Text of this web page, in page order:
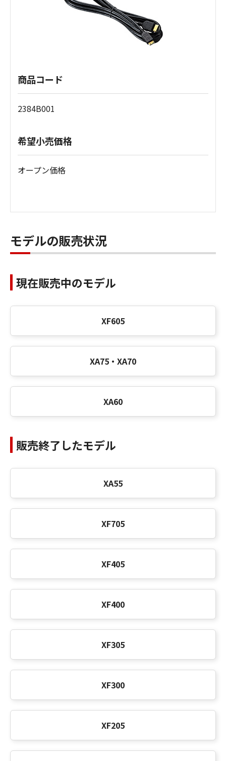
商品コード
2384B001
希望小売価格
オープン価格
モデルの販売状況
現在販売中のモデル
XF605
XA75・XA70
XA60
販売終了したモデル
XA55
XF705
XF405
XF400
XF305
XF300
XF205